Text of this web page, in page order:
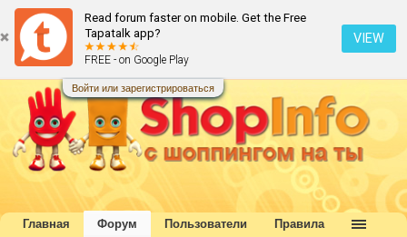
Read forum faster on mobile. Get the Free
Tapatalk app?
FREE - on Google Play
VIEW
Войти или зарегистрироваться
Главная Форум Пользователи Правила